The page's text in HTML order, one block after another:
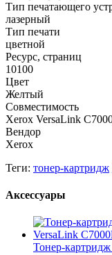
Тип печатающего
лазерный
Тип печати
цветной
Ресурс, страниц
10100
Цвет
Желтый
Совместимость
Xerox VersaLink
Вендор
Xerox
Теги: тонер-картридж
Аксессуары
Тонер-